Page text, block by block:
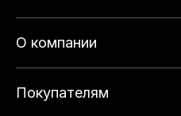
О компании
Покупателям